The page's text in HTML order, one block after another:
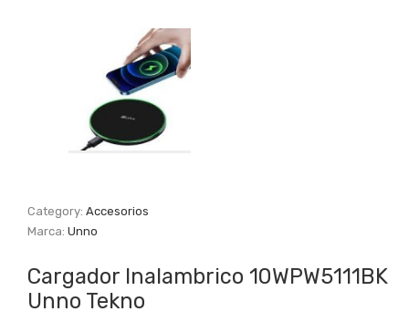
Category:Accesorios
Marca:Unno
Cargador Inalambrico 10WPW5111BK
Unno Tekno